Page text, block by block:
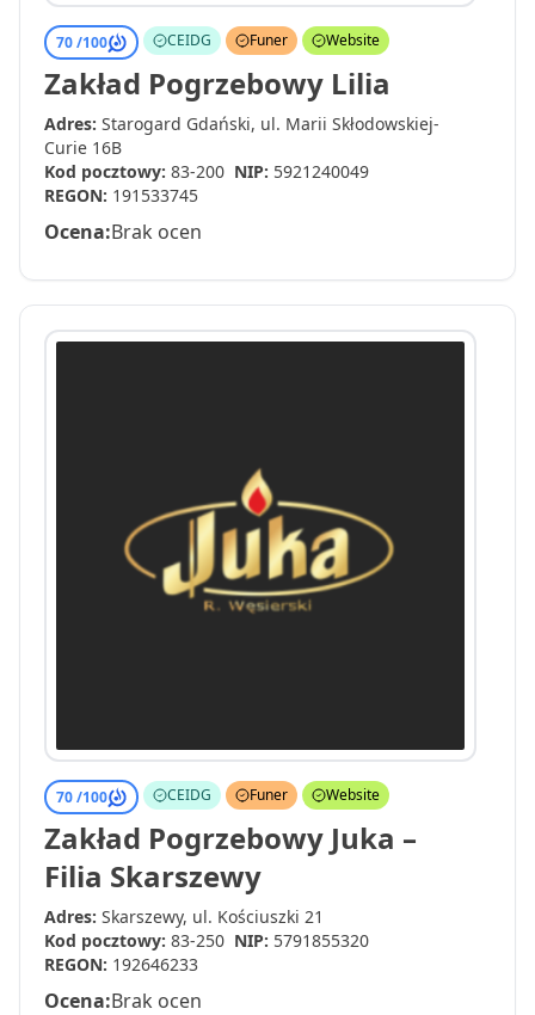
70 /100 CEIDG Funer Website
Zakład Pogrzebowy Lilia
Adres: Starogard Gdański, ul. Marii Skłodowskiej-
Curie 16B
Kod pocztowy: 83-200 NIP: 5921240049
REGON: 191533745
Ocena:Brak ocen
70 /100 CEIDG Funer Website
Zakład Pogrzebowy Juka –
Filia Skarszewy
Adres: Skarszewy, ul. Kościuszki 21
Kod pocztowy: 83-250 NIP: 5791855320
REGON: 192646233
Ocena:Brak ocen